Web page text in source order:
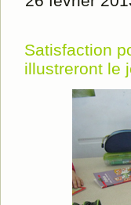
Satisfaction
illustreront le